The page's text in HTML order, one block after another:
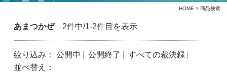
HOME > 商品検索
あまつかぜ2件中/1-2件目を表示
絞り込み： 公開中 公開終了
すべての裁決録
並べ替え：